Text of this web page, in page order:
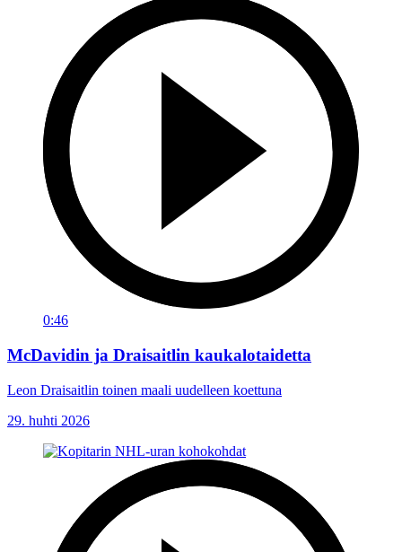
0:46
McDavidin ja Draisaitlin kaukalotaidetta
Leon Draisaitlin toinen maali uudelleen koettuna
29. huhti 2026